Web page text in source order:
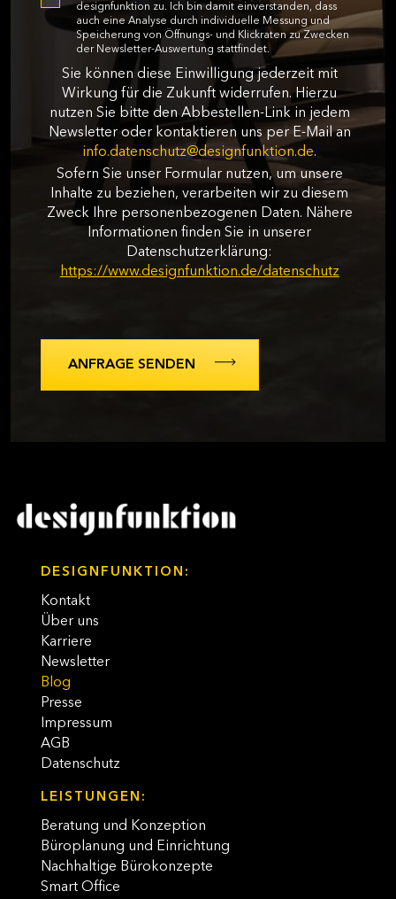
designfunktion zu. Ich bin damit einverstanden, dass
auch eine Analyse durch individuelle Messung und
Speicherung von Öffnungs- und Klickraten zu Zwecken
der Newsletter-Auswertung stattfindet.
Sie können diese Einwilligung jederzeit mit
Wirkung für die Zukunft widerrufen. Hierzu
nutzen Sie bitte den Abbestellen-Link in jedem
Newsletter oder kontaktieren uns per E-Mail an
info.datenschutz@designfunktion.de.
Sofern Sie unser Formular nutzen, um unsere
Inhalte zu beziehen, verarbeiten wir zu diesem
Zweck Ihre personenbezogenen Daten. Nähere
Informationen finden Sie in unserer
Datenschutzerklärung:
https://www.designfunktion.de/datenschutz
DESIGNFUNKTION:
Kontakt
Über uns
Karriere
Newsletter
Blog
Presse
Impressum
AGB
Datenschutz
LEISTUNGEN:
Beratung und Konzeption
Büroplanung und Einrichtung
Nachhaltige Bürokonzepte
Smart Office